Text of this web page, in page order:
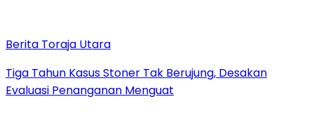
Berita Toraja Utara
Tiga Tahun Kasus Stoner Tak Berujung, Desakan
Evaluasi Penanganan Menguat